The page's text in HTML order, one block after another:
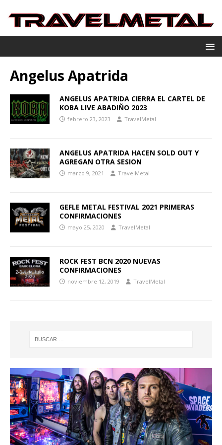
Angelus Apatrida
ANGELUS APATRIDA CIERRA EL CARTEL DE
KOBA LIVE ABADIÑO 2023
febrero 23, 2023 TravelMetal
ANGELUS APATRIDA HACEN SOLD OUT Y
AGREGAN OTRA SESION
marzo 9, 2021 TravelMetal
GEFLE METAL FESTIVAL 2021 PRIMERAS
CONFIRMACIONES
mayo 25, 2020 TravelMetal
ROCK FEST BCN 2020 NUEVAS
CONFIRMACIONES
noviembre 12, 2019 TravelMetal